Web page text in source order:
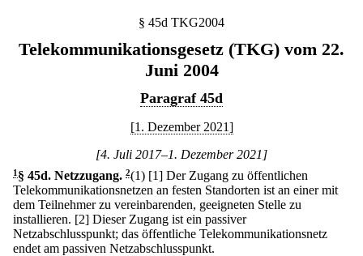
§ 45d TKG2004
Telekommunikationsgesetz (TKG) vom 22.
Juni 2004
Paragraf 45d
[1. Dezember 2021]
[4. Juli 2017–1. Dezember 2021]
1 § 45d. Netzzugang. 2(1) [1] Der Zugang zu öffentlichen
Telekommunikationsnetzen an festen Standorten ist an einer mit
dem Teilnehmer zu vereinbarenden, geeigneten Stelle zu
installieren. [2] Dieser Zugang ist ein passiver
Netzabschlusspunkt; das öffentliche Telekommunikationsnetz
endet am passiven Netzabschlusspunkt.